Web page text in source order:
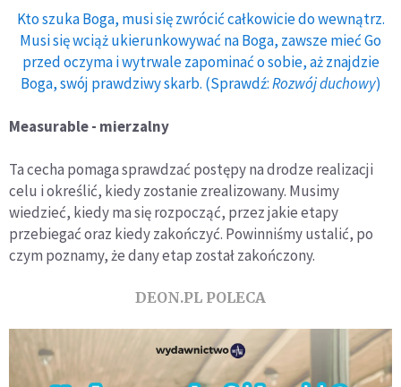
Kto szuka Boga, musi się zwrócić całkowicie do wewnątrz.
Musi się wciąż ukierunkowywać na Boga, zawsze mieć Go
przed oczyma i wytrwale zapominać o sobie, aż znajdzie
Boga, swój prawdziwy skarb. (Sprawdź:Rozwój duchowy)
Measurable - mierzalny
Ta cecha pomaga sprawdzać postępy na drodze realizacji
celu i określić, kiedy zostanie zrealizowany. Musimy
wiedzieć, kiedy ma się rozpocząć, przez jakie etapy
przebiegać oraz kiedy zakończyć. Powinniśmy ustalić, po
czym poznamy, że dany etap został zakończony.
DEON.PL POLECA